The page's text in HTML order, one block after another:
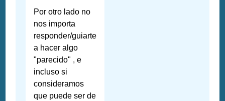
Por otro lado no
nos importa
responder/guiarte
a hacer algo
"parecido" , e
incluso si
consideramos
que puede ser de